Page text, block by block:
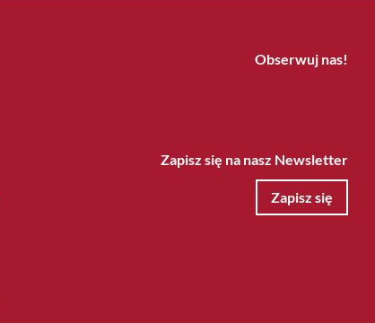
Obserwuj nas!
Zapisz się na nasz Newsletter
Zapisz się